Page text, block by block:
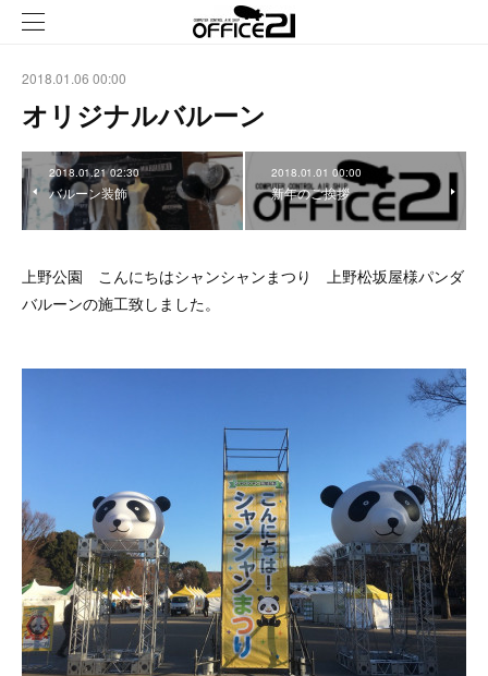
2018.01.06 00:00
オリジナルバルーン
2018.01.21 02:30
バルーン装飾
2018.01.01 00:00
新年のご挨拶
上野公園 こんにちはシャンシャンまつり 上野松坂屋様パンダ
バルーンの施工致しました。